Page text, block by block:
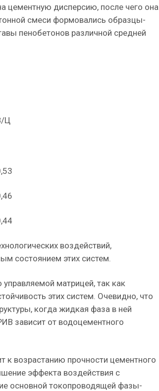
цементную дисперсию, после чего она
смеси формовались образцы-
пенобетонов различной средней
Ц
воздействий,
состоянием этих систем.
матрицей, так как
этих систем. Очевидно, что
когда жидкая фаза в ней
зависит от водоцементного
к возрастанию прочности цементного
эффекта воздействия с
основной токопроводящей фазы-